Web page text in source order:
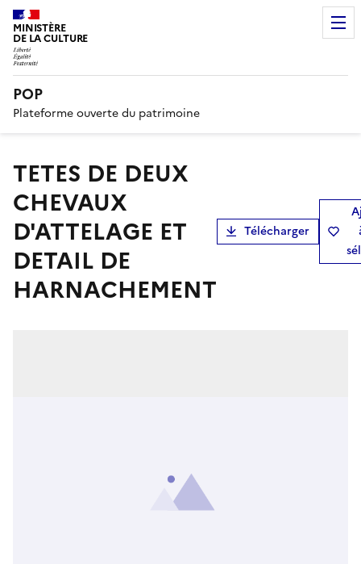
MINISTÈRE
DE LA CULTURE
POP
Plateforme ouverte du patrimoine
TETES DE DEUX
CHEVAUX
D'ATTELAGE ET
DETAIL DE
HARNACHEMENT
Télécharger